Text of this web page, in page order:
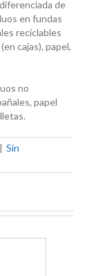
de
en fundas
reciclables
cajas), papel,
no
papel
| Sin